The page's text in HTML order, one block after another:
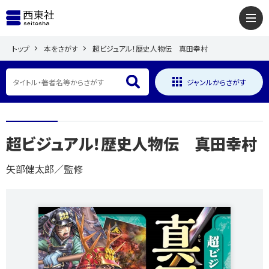
トップ 本をさがす 超ビジュアル！歴史人物伝 真田幸村
ジャンルからさがす
超ビジュアル！歴史人物伝 真田幸村
矢部健太郎／監修